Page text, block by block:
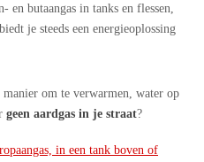
en butaangas in tanks en flessen,
je steeds een energieoplossing
om te verwarmen, water op
geen aardgas in je straat?
in een tank boven of